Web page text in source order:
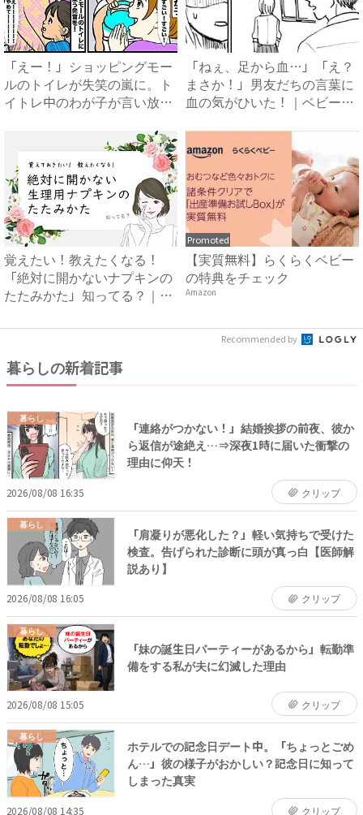
「えー！」ショッピングモー
ルのトイレが失笑の嵐に。ト
イトレ中のわが子が言い放っ
「ねぇ、足から血…」「え？
まさか！」男友だちの言葉に
血の気がひいた！｜ベビーカ
覚えたい！教えたくなる！
「絶対に開かないナプキンの
たたみかた」知ってる？｜ベ
Promoted
【実質無料】らくらくベビー
の特典をチェック
Amazon
Recommended by
暮らしの新着記事
暮らし
「連絡がつかない！」結婚挨拶の前夜、彼か
ら返信が途絶え…⇒深夜1時に届いた衝撃の
理由に仰天！
2026/08/08 16:35 クリップ
暮らし
「肩凝りが悪化した？」軽い気持ちで受けた
検査。告げられた診断に頭が真っ白【医師解
説あり】
2026/08/08 16:05 クリップ
暮らし
「妹の誕生日パーティーがあるから」転勤準
備をする私が夫に幻滅した理由
2026/08/08 15:05 クリップ
暮らし
ホテルでの記念日デート中。「ちょっとごめ
ん…」彼の様子がおかしい？記念日に知って
しまった真実
2026/08/08 14:35 クリップ